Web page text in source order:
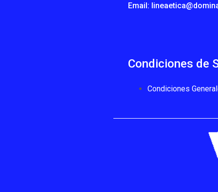
Email:
Condiciones de
Condiciones